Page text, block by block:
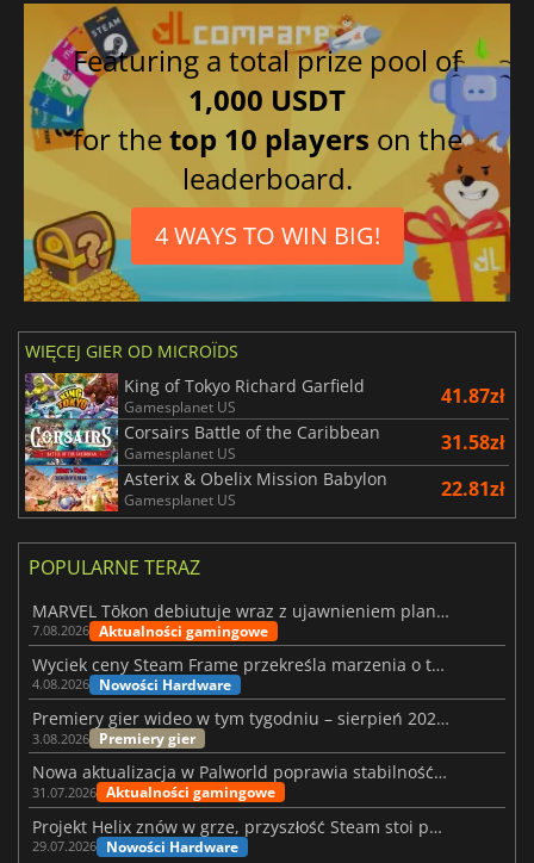
Featuring a total prize pool of
1,000 USDT
for thetop 10 players on the
leaderboard.
4 WAYS TO WIN BIG!
WIĘCEJ GIER OD MICROÏDS
King of Tokyo Richard Garfield
Gamesplanet US 41.87zł
Corsairs Battle of the Caribbean
Gamesplanet US 31.58zł
Asterix & Obelix Mission Babylon
Gamesplanet US 22.81zł
POPULARNE TERAZ
MARVEL Tōkon debiutuje wraz z ujawnieniem planu rozwoju na pierwszy rok
7.08.2026 Aktualności gamingowe
Wyciek ceny Steam Frame przekreśla marzenia o tanim zestawie VR
4.08.2026 Nowości Hardware
Premiery gier wideo w tym tygodniu – sierpień 2026 r. (32. tydzień)
3.08.2026 Premiery gier
Nowa aktualizacja w Palworld poprawia stabilność Sunreach i walk z bossami
31.07.2026 Aktualności gamingowe
Projekt Helix znów w grze, przyszłość Steam stoi pod znakiem zapytania
29.07.2026 Nowości Hardware